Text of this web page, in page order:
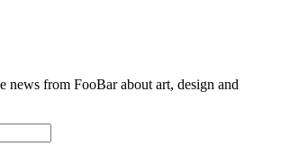
news from FooBar about art, design and